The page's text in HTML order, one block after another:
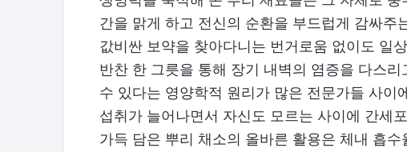
간을 맑게 하고 전신의 순환을 부드럽게 감싸주
값비싼 보약을 찾아다니는 번거로움 없이도 일
반찬 한 그릇을 통해 장기 내벽의 염증을 다스
수 있다는 영양학적 원리가 많은 전문가들 사이
섭취가 늘어나면서 자신도 모르는 사이에 간세
가득 담은 뿌리 채소의 올바른 활용은 체내 흡